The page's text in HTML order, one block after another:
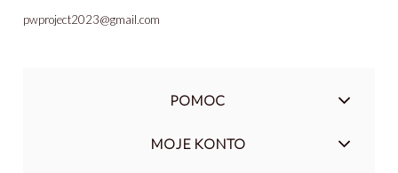
pwproject2023@gmail.com
POMOC
MOJE KONTO